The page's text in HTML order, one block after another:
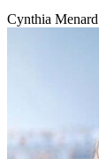
Cynthia